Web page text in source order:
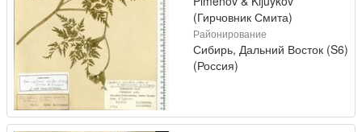
(Гирчовник Смита)
Районирование
Сибирь, Дальний Восток (S6)
(Россия)